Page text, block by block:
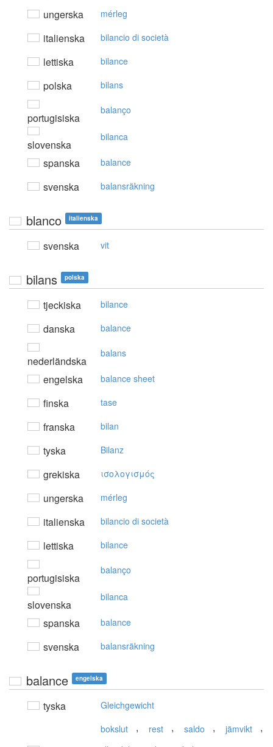
ungerska mérleg
italienska bilancio di società
lettiska bilance
polska bilans
portugisiska
balanço
slovenska
bilanca
spanska balance
svenska balansräkning
blanco italienska
svenska vit
bilans polska
tjeckiska bilance
danska balance
nederländska
balans
engelska balance sheet
finska tase
franska bilan
tyska Bilanz
grekiska ισoλoγισμός
ungerska mérleg
italienska bilancio di società
lettiska bilance
portugisiska
balanço
slovenska
bilanca
spanska balance
svenska balansräkning
balance engelska
tyska Gleichgewicht
bokslut , rest , saldo , jämvikt ,